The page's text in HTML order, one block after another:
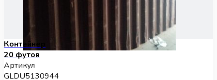
Контейнер
20 футов
Артикул
GLDU5130944